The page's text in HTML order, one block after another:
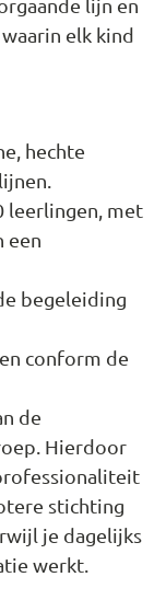
lijn en
elk kind
hechte
leerlingen, met
een
begeleiding
conform de
de
Hierdoor
stichting
je dagelijks
werkt.